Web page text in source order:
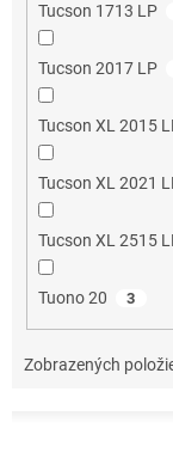
Tucson 1713 LP
Tucson 2017 LP
Tucson XL 2015
Tucson XL 2021
Tucson XL 2515
Tuono 20 3
Zobrazených